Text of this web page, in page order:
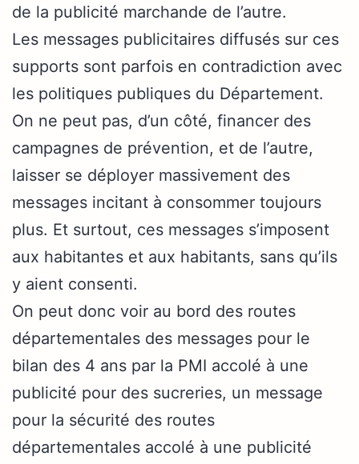
de la publicité marchande de l’autre.
Les messages publicitaires diffusés sur ces
supports sont parfois en contradiction avec
les politiques publiques du Département.
On ne peut pas, d’un côté, financer des
campagnes de prévention, et de l’autre,
laisser se déployer massivement des
messages incitant à consommer toujours
plus. Et surtout, ces messages s’imposent
aux habitantes et aux habitants, sans qu’ils
y aient consenti.
On peut donc voir au bord des routes
départementales des messages pour le
bilan des 4 ans par la PMI accolé à une
publicité pour des sucreries, un message
pour la sécurité des routes
départementales accolé à une publicité